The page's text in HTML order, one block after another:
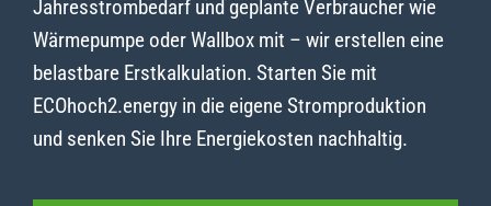
Jahresstrombedarf und geplante Verbraucher wie
Wärmepumpe oder Wallbox mit – wir erstellen eine
belastbare Erstkalkulation. Starten Sie mit
ECOhoch2.energy in die eigene Stromproduktion
und senken Sie Ihre Energiekosten nachhaltig.